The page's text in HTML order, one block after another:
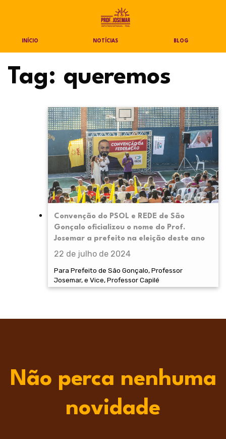
INÍCIO NOTÍCIAS BLOG
Tag: queremos
Convenção do PSOL e REDE de São
Gonçalo oficializou o nome do Prof.
Josemar a prefeito na eleição deste ano
22 de julho de 2024
Para Prefeito de São Gonçalo, Professor
Josemar, e Vice, Professor Capilé
Não perca nenhuma
novidade